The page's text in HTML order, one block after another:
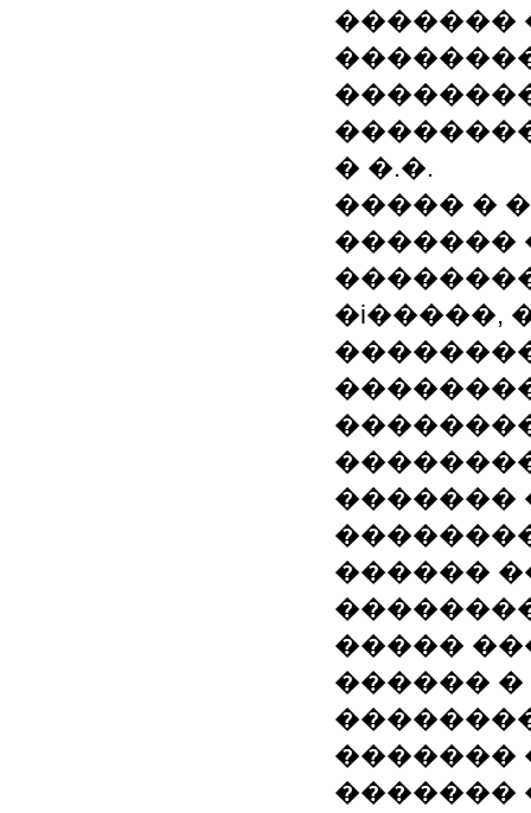
�������
� �.�.
����� �
�������
�i�����,
�������
������
�����
������
�������
�������